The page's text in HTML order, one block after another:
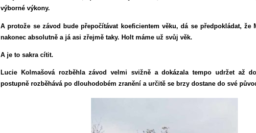
výborné výkony.
A protože se závod bude přepočítávat koeficientem věku, dá se předpokládat, že
nakonec absolutně a já asi zřejmě taky. Holt máme už svůj věk.
A je to sakra cítit.
Lucie Kolmašová rozběhla závod velmi svižně a dokázala tempo udržet až
postupně rozběhává po dlouhodobém zranění a určitě se brzy dostane do své